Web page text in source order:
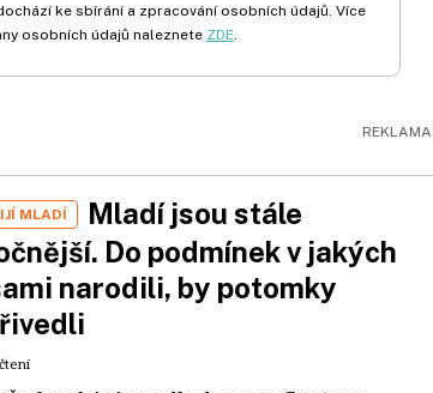
ke sbírání a zpracování osobních údajů. Více
osobních údajů naleznete ZDE
MLADÍ
Mladí jsou stále
Do podmínek v jakých
narodili, by potomky